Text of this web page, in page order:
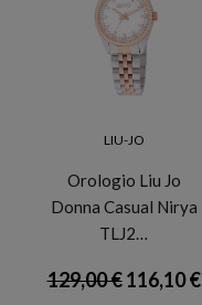
LIU-JO
Orologio Liu Jo
Donna Casual Nirya
TLJ2…
129,00 €116,10 €